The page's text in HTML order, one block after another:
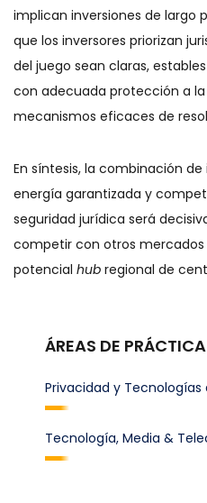
implican inversiones de largo
que los inversores priorizan
del juego sean claras,
con adecuada protección a
mecanismos eficaces de
En síntesis, la combinación
energía garantizada y
seguridad jurídica será
competir con otros
potencial hub regional de
ÁREAS DE
Privacidad y
Tecnología, Media &